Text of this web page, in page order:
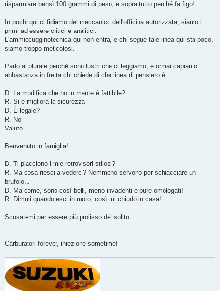
risparmiare bensì 100 grammi di peso, e soprattutto perché fa figo!
In pochi qui ci fidiamo del meccanico dell'officina autorizzata, siamo i
primi ad essere critici e analitici.
L'ammiocugginotecnica qui non entra, e chi segue tale linea qui sta poco,
siamo troppo meticolosi.
Parlo al plurale perché sono lustri che ci leggiamo, e ormai capiamo
abbastanza in fretta chi chiede di che linea di pensiero è.
D. La modifica che ho in mente è fattibile?
R. Si e migliora la sicurezza
D. È legale?
R. No
Valuto
Benvenuto in famiglia!
D. Ti piacciono i mie retrovisori stilosi?
R. Ma cosa riesci a vederci? Nemmeno servono per schiacciare un
brufolo...
D. Ma come, sono così belli, meno invadenti e pure omologati!
R. Dimmi quando esci in moto, così mi chiudo in casa!
Scusatemi per essere più prolisso del solito.
Carburatori forever, iniezione sometime!